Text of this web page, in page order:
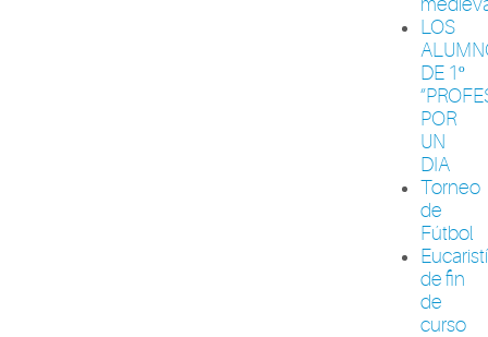
LOS
DE 1º
POR
UN
DIA
Torneo
de
Fútbol
de fin
de
curso